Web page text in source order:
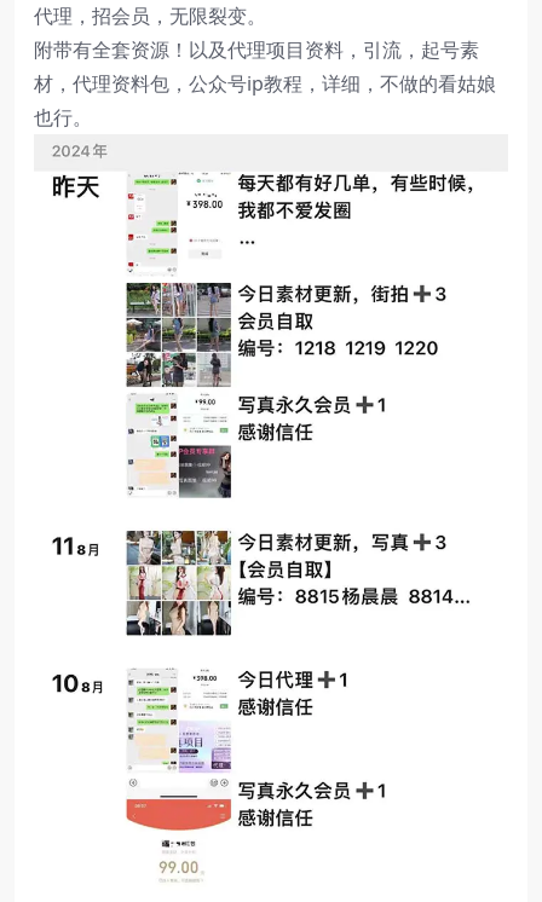
代理，招会员，无限裂变。
附带有全套资源！以及代理项目资料，引流，起号素
材，代理资料包，公众号ip教程，详细，不做的看姑娘
也行。